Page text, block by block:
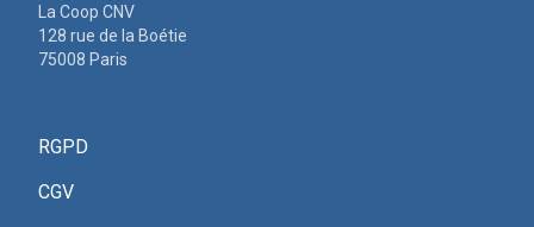
La Coop CNV
128 rue de la Boétie
75008 Paris
RGPD
CGV